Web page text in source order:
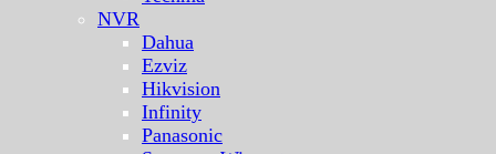
NVR
Dahua
Ezviz
Hikvision
Infinity
Panasonic